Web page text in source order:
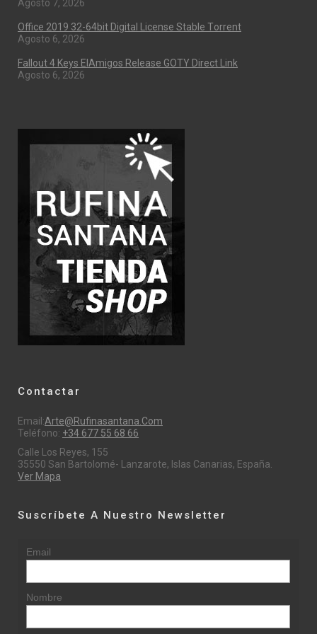
Agosto 7, 2026
Office 2019 32-64bit Digital License Stable Tоrrеnt
Agosto 6, 2026
Fallout 4 Keys ElAmigos Release GOTY Direct Link
Agosto 6, 2026
Contactar
Email:Arte@rufinasantana.com
Teléfono: +34 677 55 68 66
Calle Los Reyes, 155
35550 San Bartolomé- Lanzarote, Islas Canarias, España.
Ver Mapa
Suscríbete A Nuestro Newsletter
Email
Nombre